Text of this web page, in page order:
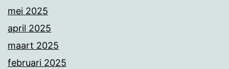
mei 2025
april 2025
maart 2025
februari 2025